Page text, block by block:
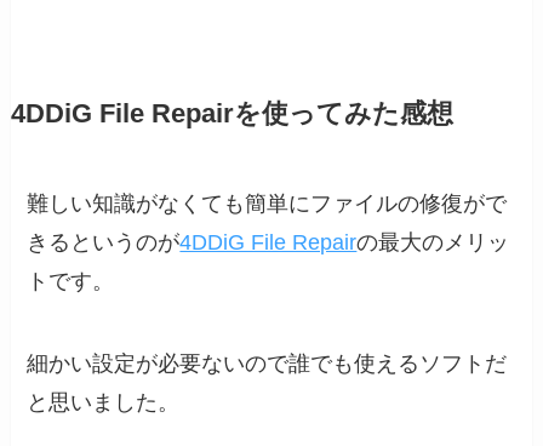
4DDiG File Repairを使ってみた感想
難しい知識がなくても簡単にファイルの修復がで
きるというのが4DDiG File Repairの最大のメリッ
トです。
細かい設定が必要ないので誰でも使えるソフトだ
と思いました。